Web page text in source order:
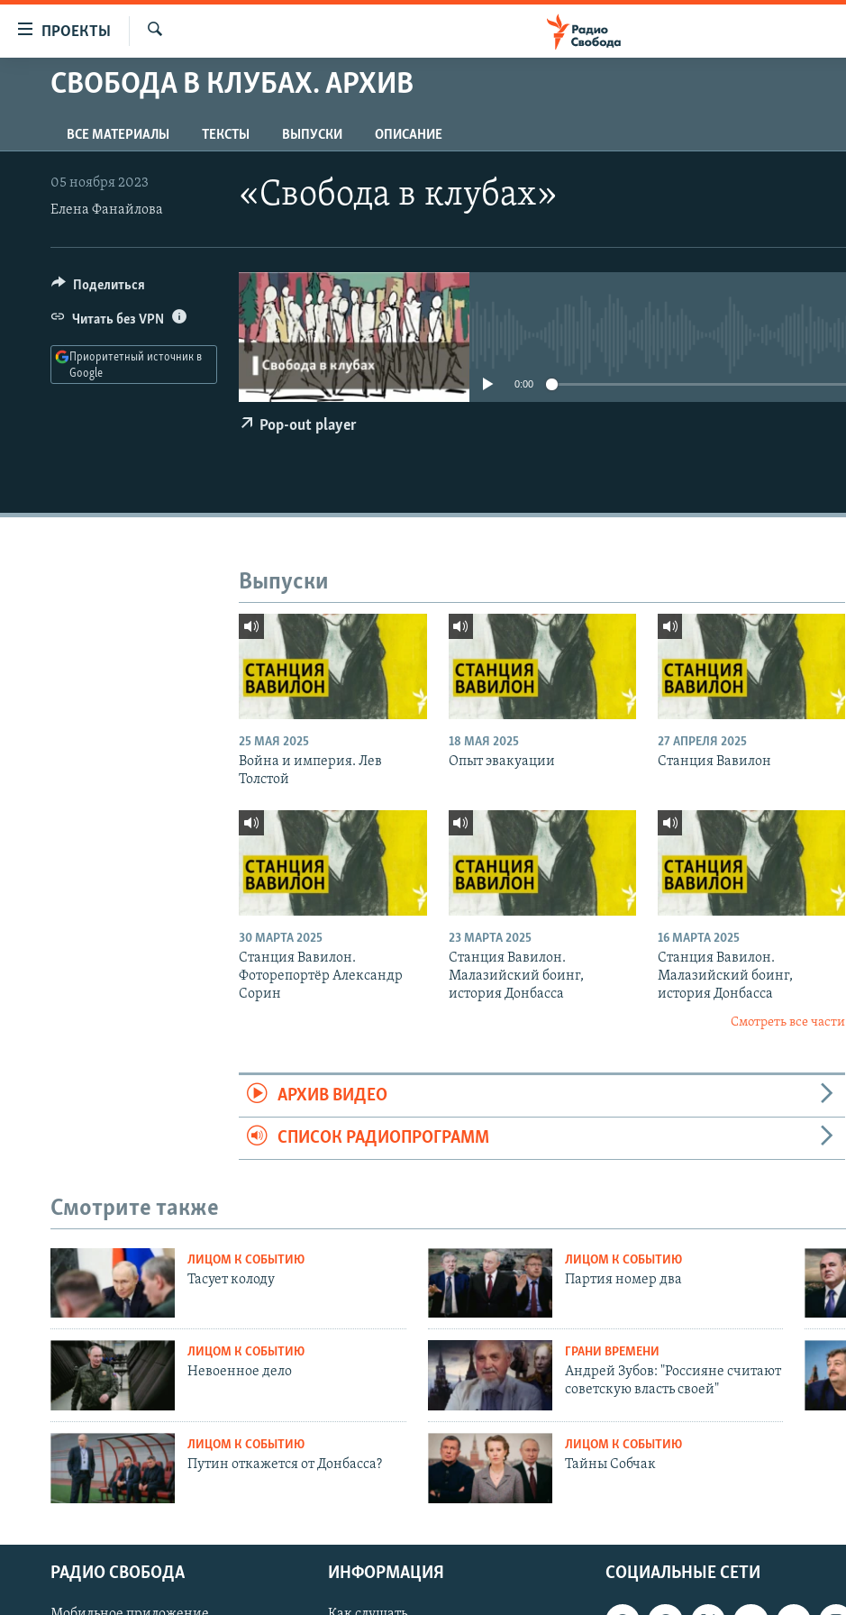
упрощенного
Вернуться
к
основному
содержанию
навигации
Вернутся
ПРОЕКТЫ
ПРОГРАММЫ
АВТОРСКИЕ ПРОЕКТЫ
ЦИТАТЫ СВОБОДЫ
МНЕНИЯ
КУЛЬТУРА
IDEL.РЕАЛИИ
КАВКАЗ.РЕАЛИИ
СЕВЕР.РЕАЛИИ
СИБИРЬ.РЕАЛИИ
СВОБОДА В КЛУБАХ. АРХИВ
ВСЕ МАТЕРИАЛЫ ТЕКСТЫ ВЫПУСКИ ОПИСАНИЕ
«Свобода в клубах»
05 ноября 2023
Елена Фанайлова
0:00
Pop-out player
Поделиться
Читать без VPN
Приоритетный источник в
Google
Выпуски
25 МАЯ 2025
Война и империя. Лев
Толстой
18 МАЯ 2025
Опыт эвакуации
27 АПРЕЛЯ 2025
Станция Вавилон
30 МАРТА 2025
Станция Вавилон.
Фоторепортёр Александр
Сорин
23 МАРТА 2025
Станция Вавилон.
Малазийский боинг,
история Донбасса
16 МАРТА 2025
Станция Вавилон.
Малазийский боинг,
история Донбасса
Смотреть все части
АРХИВ ВИДЕО
СПИСОК РАДИОПРОГРАММ
Смотрите также
ЛИЦОМ К СОБЫТИЮ
Тасует колоду
ЛИЦОМ К СОБЫТИЮ
Партия номер два
ЛИЦОМ К СОБЫТИЮ
Невоенное дело
ГРАНИ ВРЕМЕНИ
Андрей Зубов: "Россияне считают
советскую власть своей"
ЛИЦОМ К СОБЫТИЮ
Путин откажется от Донбасса?
ЛИЦОМ К СОБЫТИЮ
Тайны Собчак
СОЦИАЛЬНЫЕ СЕТИ
РАДИО СВОБОДА ИНФОРМАЦИЯ